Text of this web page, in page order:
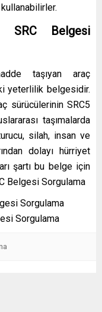
SRC Belgesi
taşıyan araç
yeterlilik belgesidir.
sürücülerinin SRC5
taşımalarda
silah, insan ve
dolayı hürriyet
şartı bu belge için
Belgesi Sorgulama
Sorgulama